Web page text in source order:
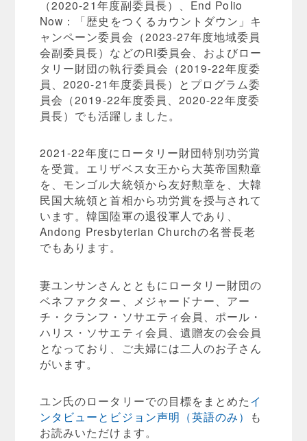
（2020-21年度副委員長）、End Polio
Now：「歴史をつくるカウントダウン」キ
ャンペーン委員会（2023-27年度地域委員
会副委員長）などのRI委員会、およびロー
タリー財団の執行委員会（2019-22年度委
員、2020-21年度委員長）とプログラム委
員会（2019-22年度委員、2020-22年度委
員長）でも活躍しました。
2021-22年度にロータリー財団特別功労賞
を受賞。エリザベス女王から大英帝国勲章
を、モンゴル大統領から友好勲章を、大韓
民国大統領と首相から功労賞を授与されて
います。韓国陸軍の退役軍人であり、
Andong Presbyterian Churchの名誉長老
でもあります。
妻ユンサンさんとともにロータリー財団の
ベネファクター、メジャードナー、アー
チ・クランフ・ソサエティ会員、ポール・
ハリス・ソサエティ会員、遺贈友の会会員
となっており、ご夫婦には二人のお子さん
がいます。
ユン氏のロータリーでの目標をまとめたイ
ンタビューとビジョン声明（英語のみ）
も
お読みいただけます。